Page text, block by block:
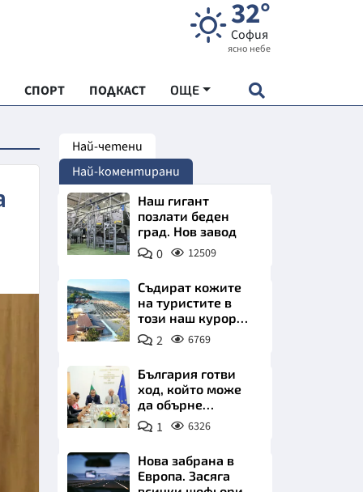
32°
София
ясно небе
СПОРТ ПОДКАСТ ОЩЕ
"ЧУДЕСАТА НА БЪЛГАРИЯ"
ХРАНА
Най-четени
Най-коментирани
Наш гигант
позлати беден
град. Нов завод
0 12509
Съдират кожите
на туристите в
този наш курорт.
Шокираща
сметка за обяд на
2 6769
България готви
ход, който може
да обърне
туристическия
сезон
1 6326
Нова забрана в
Европа. Засяга